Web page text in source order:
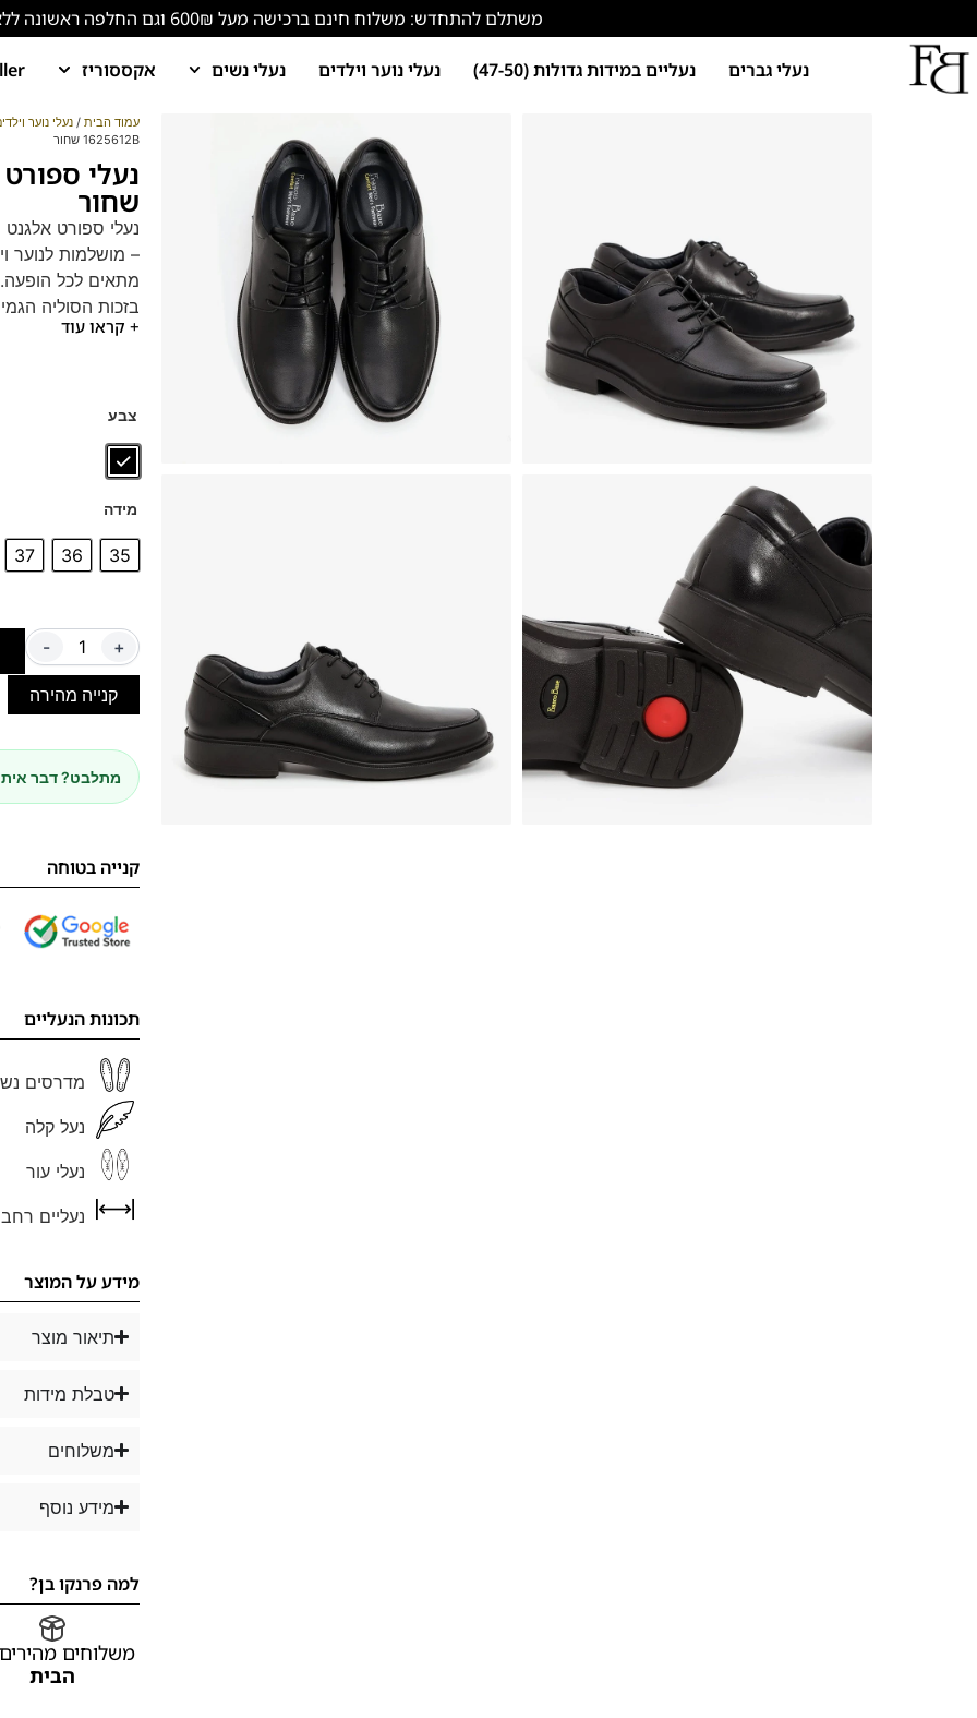
משתלם להתחדש: משלוח חינם ברכישה מעל 600₪ וגם החלפה ראשונה ללא עלות!
נעלי גברים נעליים במידות גדולות (47-50) נעלי נוער וילדים נעלי נשים אקססוריז
עמוד הבית / נעלי נוער
1625612B שחור
שחור
– מושלמות לנוער
מתאים לכל הופעה.
בזכות הסוליה
דגם זה מגיע גם במידות 39-46
+ קראו עוד
צבע
מידה
35
36
37
- +
קנייה מהירה
מתלבט? דבר
קנייה בטוחה
תכונות הנעליים
מדרסים
נעל קלה
נעלי עור
נעליים
מידע על המוצר
תיאור מוצר
טבלת מידות
משלוחים
מידע נוסף
למה פרנקו בן?
משלוחים
הבית